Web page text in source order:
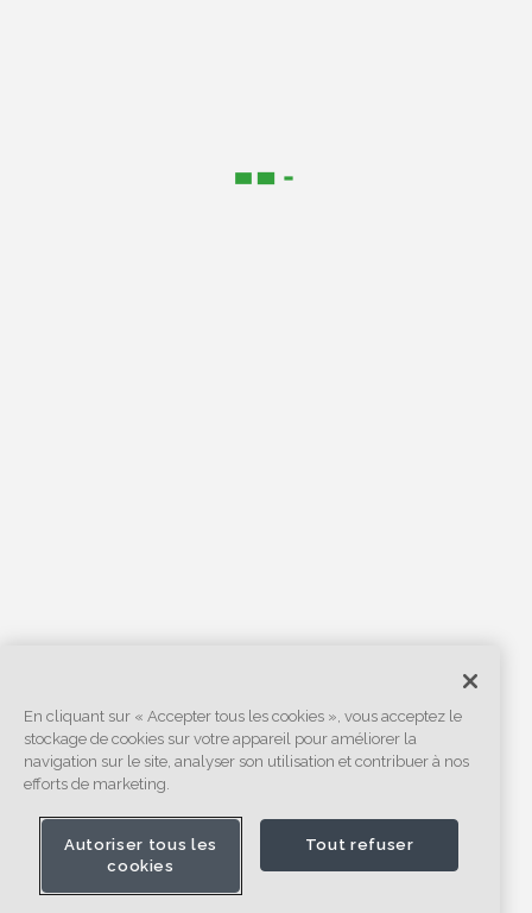
En cliquant sur « Accepter tous les cookies », vous acceptez le
stockage de cookies sur votre appareil pour améliorer la
navigation sur le site, analyser son utilisation et contribuer à nos
efforts de marketing.
Autoriser tous les
cookies
Tout refuser